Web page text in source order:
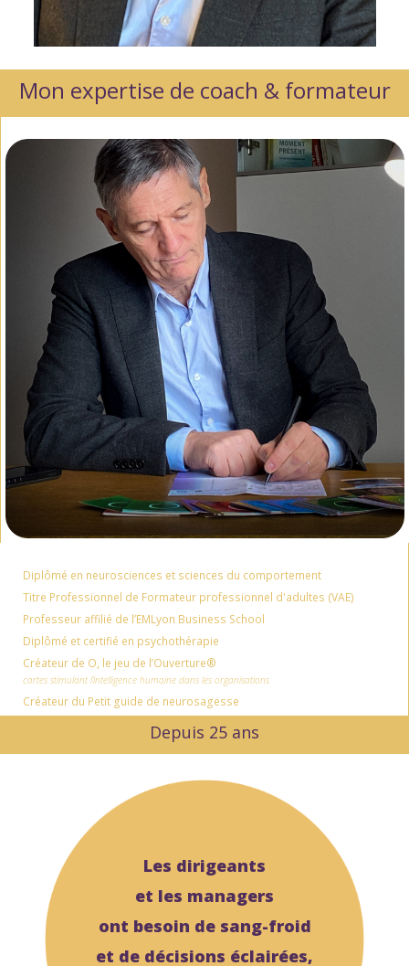
Mon expertise de coach & formateur
Diplômé en neurosciences et sciences du comportement
Titre Professionnel de Formateur professionnel d'adultes (VAE)
Professeur affilié de l’EMLyon Business School
Diplômé et certifié en psychothérapie
Créateur de O, le jeu de l’Ouverture®
cartes stimulant l’intelligence humaine dans les organisations
Créateur du Petit guide de neurosagesse
Depuis 25 ans
Les dirigeants
et les managers
ont besoin de sang-froid
et de décisions éclairées,